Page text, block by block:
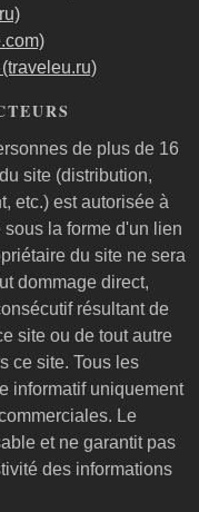
de plus de 16
site (distribution,
etc.) est autorisée à
la forme d'un lien
du site ne sera
dommage direct,
résultant de
site ou de tout autre
ce site. Tous les
informatif uniquement
Le
et ne garantit pas
des informations